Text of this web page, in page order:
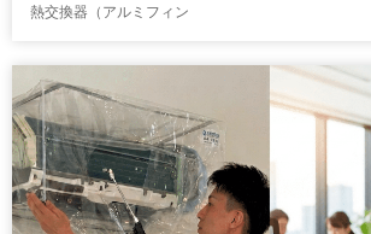
熱交換器（アルミフィン